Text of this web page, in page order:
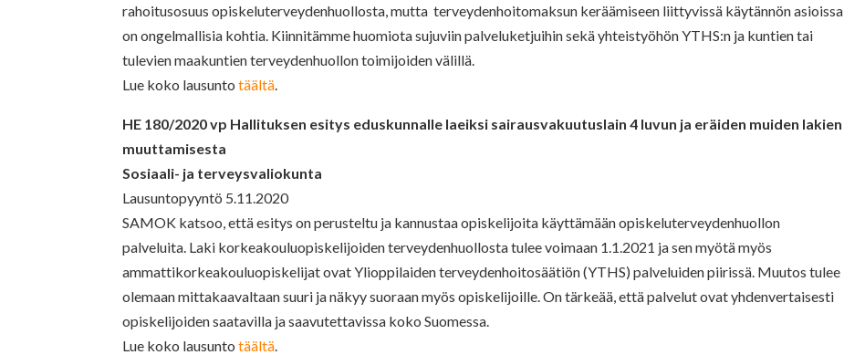
rahoitusosuus opiskeluterveydenhuollosta, mutta terveydenhoitomaksun keräämiseen liittyvissä käytännön asioissa
on ongelmallisia kohtia. Kiinnitämme huomiota sujuviin palveluketjuihin sekä yhteistyöhön YTHS:n ja kuntien tai
tulevien maakuntien terveydenhuollon toimijoiden välillä.
Lue koko lausuntotäältä
HE 180/2020 vp Hallituksen esitys eduskunnalle laeiksi sairausvakuutuslain 4 luvun ja eräiden muiden lakien
muuttamisesta
Sosiaali- ja terveysvaliokunta
Lausuntopyyntö 5.11.2020
SAMOK katsoo, että esitys on perusteltu ja kannustaa opiskelijoita käyttämään opiskeluterveydenhuollon
palveluita. Laki korkeakouluopiskelijoiden terveydenhuollosta tulee voimaan 1.1.2021 ja sen myötä myös
ammattikorkeakouluopiskelijat ovat Ylioppilaiden terveydenhoitosäätiön (YTHS) palveluiden piirissä. Muutos tulee
olemaan mittakaavaltaan suuri ja näkyy suoraan myös opiskelijoille. On tärkeää, että palvelut ovat yhdenvertaisesti
opiskelijoiden saatavilla ja saavutettavissa koko Suomessa.
Lue koko lausuntotäältä